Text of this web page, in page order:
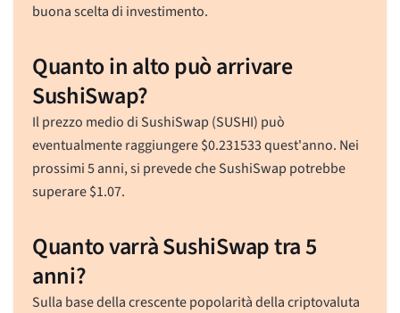
buona scelta di investimento.
Quanto in alto può arrivare
SushiSwap?
Il prezzo medio di SushiSwap (SUSHI) può
eventualmente raggiungere$0.231533quest'anno. Nei
prossimi 5 anni, si prevede che SushiSwap potrebbe
superare$1.07.
Quanto varrà SushiSwap tra 5
anni?
Sulla base della crescente popolarità della criptovaluta